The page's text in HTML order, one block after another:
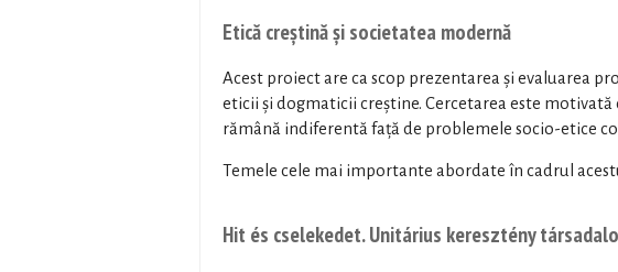
Etică creștină și societatea modernă
Acest proiect are ca scop prezentarea și evaluarea
eticii și dogmaticii creștine. Cercetarea este
rămână indiferentă față de problemele socio-etice
Temele cele mai importante abordate în cadrul
Hit és cselekedet. Unitárius keresztény